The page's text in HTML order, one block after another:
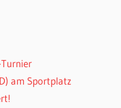
am Sportplatz